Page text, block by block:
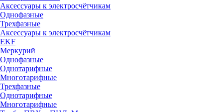
Аксессуары к электросчётчикам
Однофазные
Трехфазные
Аксессуары к электросчётчикам
EKF
Меркурий
Однофазные
Однотарифные
Многотарифные
Трехфазные
Однотарифные
Многотарифные